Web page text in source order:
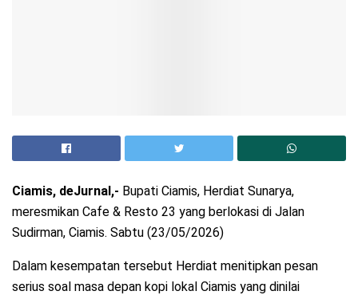
Ciamis, deJurnal,- Bupati Ciamis, Herdiat Sunarya,
meresmikan Cafe & Resto 23 yang berlokasi di Jalan
Sudirman, Ciamis. Sabtu (23/05/2026)
Dalam kesempatan tersebut Herdiat menitipkan pesan
serius soal masa depan kopi lokal Ciamis yang dinilai